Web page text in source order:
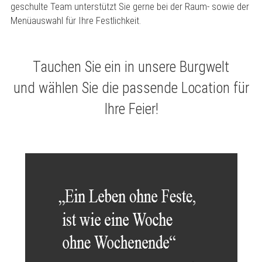
geschulte Team unterstützt Sie gerne bei der Raum- sowie der
Menüauswahl für Ihre Festlichkeit.
Tauchen Sie ein in unsere Burgwelt
und wählen Sie die passende Location für
Ihre Feier!